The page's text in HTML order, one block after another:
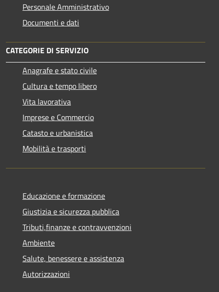
Personale Amministrativo
Documenti e dati
CATEGORIE DI SERVIZIO
Anagrafe e stato civile
Cultura e tempo libero
Vita lavorativa
Imprese e Commercio
Catasto e urbanistica
Mobilità e trasporti
Educazione e formazione
Giustizia e sicurezza pubblica
Tributi,finanze e contravvenzioni
Ambiente
Salute, benessere e assistenza
Autorizzazioni